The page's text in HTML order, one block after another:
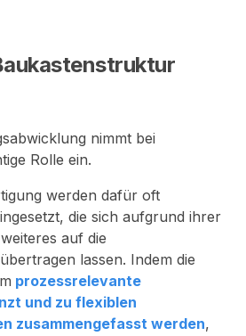
nimmt bei
Rolle ein.
werden dafür oft
die sich aufgrund ihrer
auf die
lassen. Indem die
prozessrelevante
und zu flexiblen
zusammengefasst werden,